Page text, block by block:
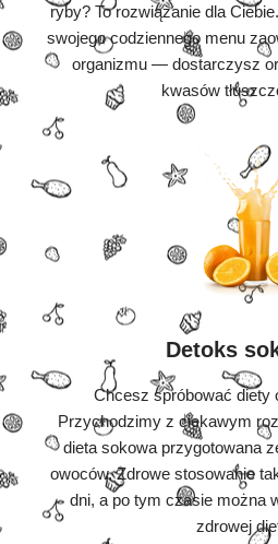
ryby? To rozwiązanie dla
swojego codziennego menu
organizmu — dostarczysz
kwasów
Detoks
Chcesz spróbować diety
Przychodzimy z ciekawym
dieta sokowa przygotowana
owoców. Zdrowe stosowanie
dni, a po tym czasie można
zdrowej